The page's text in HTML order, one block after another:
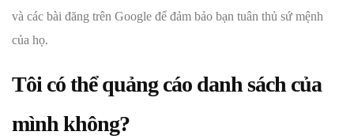
và các bài đăng trên Google để đảm bảo bạn tuân thủ sứ mệnh
của họ.
Tôi có thể quảng cáo danh sách của
mình không?